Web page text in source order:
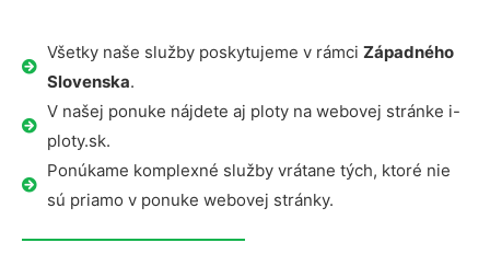
Všetky naše služby poskytujeme v rámci Západného
Slovenska.
V našej ponuke nájdete aj ploty na webovej stránke i-
ploty.sk.
Ponúkame komplexné služby vrátane tých, ktoré nie
sú priamo v ponuke webovej stránky.